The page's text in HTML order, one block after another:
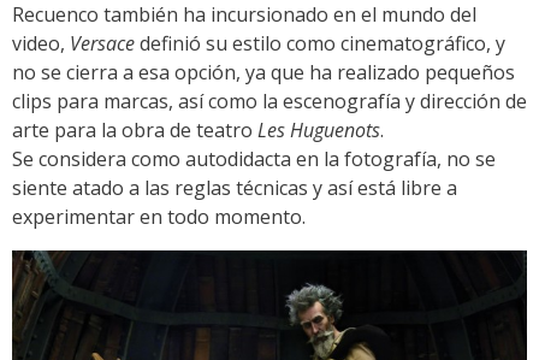
Recuenco también ha incursionado en el mundo del
video, Versacedefinió su estilo como cinematográfico, y
no se cierra a esa opción, ya que ha realizado pequeños
clips para marcas, así como la escenografía y dirección de
arte para la obra de teatro Les Huguenots.
Se considera como autodidacta en la fotografía, no se
siente atado a las reglas técnicas y así está libre a
experimentar en todo momento.